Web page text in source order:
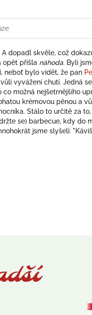
dopadl skvěle, což
opět přišla náhoda. Byli
neboť bylo vidět, že pan
vyvážení chutí. Jedná
možná nejšetrnějšího
krémovou pěnou a
Stálo to určitě za
se) barbecue, kdy do
jsme slyšeli: